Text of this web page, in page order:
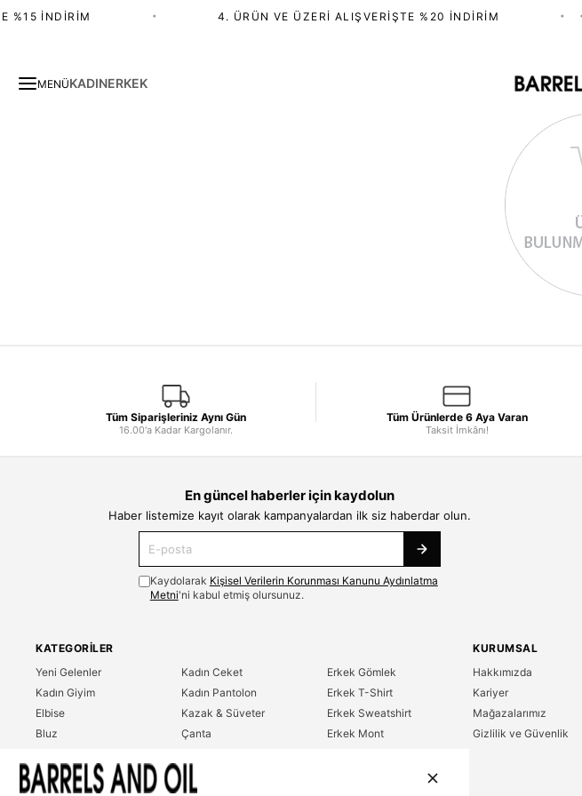
%15 İNDIRIM 4. ÜRÜN VE ÜZERI ALIŞVERIŞTE %20 İNDIRIM
MENÜKADINERKEK
Tüm Siparişleriniz Aynı Gün
16.00'a Kadar Kargolanır.
Tüm Ürünlerde 6 Aya Varan
Taksit İmkânı!
En güncel haberler için kaydolun
Haber listemize kayıt olarak kampanyalardan ilk siz haberdar olun.
Kaydolarak Kişisel Verilerin Korunması Kanunu Aydınlatma
Metni'ni kabul etmiş olursunuz.
KATEGORILER
Yeni Gelenler
Kadın Giyim
Elbise
Bluz
T-Shirt
Kadın Ceket
Kadın Pantolon
Kazak & Süveter
Çanta
Erkek Gömlek
Erkek T-Shirt
Erkek Sweatshirt
Erkek Mont
KURUMSAL
Hakkımızda
Kariyer
Mağazalarımız
Gizlilik ve Güvenlik